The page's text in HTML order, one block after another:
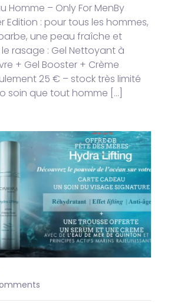
Homme – Only For MenBy
Edition : pour tous les hommes,
une peau fraîche et
rasage : Gel Nettoyant à
+ Gel Booster + Crème
25 € – stock très limité
soin que tout homme […]